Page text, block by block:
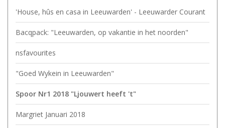
'House, hûs en casa in Leeuwarden' - Leeuwarder Courant
Bacqpack: "Leeuwarden, op vakantie in het noorden"
nsfavourites
"Goed Wykein in Leeuwarden"
Spoor Nr1 2018 "Ljouwert heeft 't"
Margriet Januari 2018